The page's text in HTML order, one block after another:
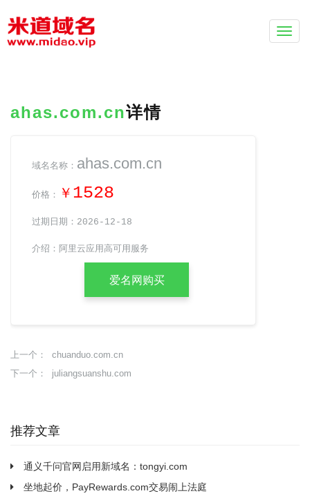
ahas.com.cn详情
域名名称： ahas.com.cn
价格： ￥ 1528
过期日期：2026-12-18
介绍：阿里云应用高可用服务
上一个： chuanduo.com.cn
下一个： juliangsuanshu.com
推荐文章
通义千问官网启用新域名：tongyi.com
坐地起价，PayRewards.com交易闹上法庭